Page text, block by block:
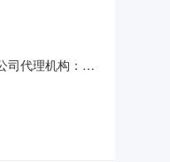
司代理机构：开